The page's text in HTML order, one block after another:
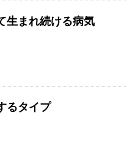
生まれ続ける病気
るタイプ